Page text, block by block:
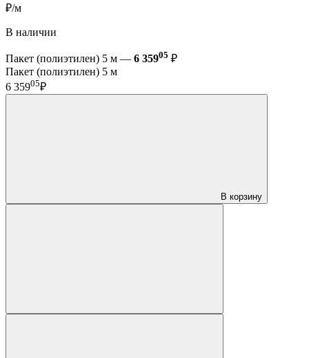
₽/м
В наличии
Пакет (полиэтилен) 5 м — 6 35905 ₽
Пакет (полиэтилен) 5 м
6 35905₽
В корзину